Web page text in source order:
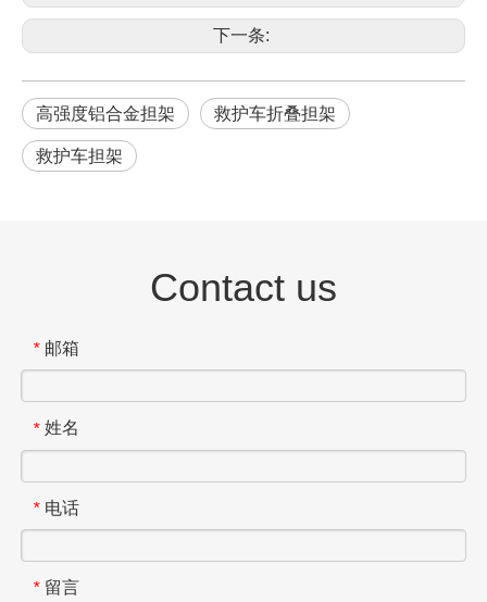
下一条:
高强度铝合金担架 救护车折叠担架
救护车担架
Contact us
* 邮箱
* 姓名
* 电话
* 留言